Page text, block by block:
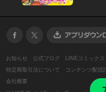
お知らせ 公式ブログ LINEコミックス
特定商取引法について
コンテンツ配信
会社概要